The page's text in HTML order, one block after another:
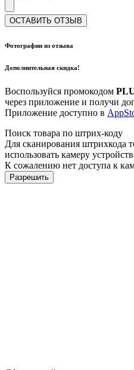
ОСТАВИТЬ ОТЗЫВ
Фотографии из отзыва
Дополнительная скидка!
Воспользуйся промокодом
через приложение и получи
Приложение доступно в
Поиск товара по штрих-коду
Для сканирования штрихкода
использовать камеру
К сожалению нет доступа к
Разрешить